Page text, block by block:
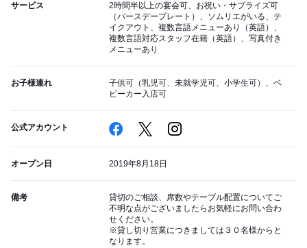
サービス
2時間半以上の宴会可、お祝い・サプライズ可
（バースデープレート）、ソムリエがいる、テ
イクアウト、複数言語メニューあり（英語）、
複数言語対応スタッフ在籍（英語）、写真付き
メニューあり
お子様連れ
子供可（乳児可、未就学児可、小学生可）、ベ
ビーカー入店可
公式アカウント
オープン日 2019年8月18日
備考
貸切のご相談、席数やテーブル配置についてご
不明な点がございましたらお気軽にお問い合わ
せください。
※貸し切り営業につきましては３０名様からと
なります。